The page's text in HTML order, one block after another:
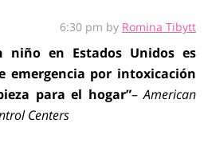
6:30 pm by Romina Tibytt
niño en Estados Unidos es
emergencia por intoxicación
para el hogar”–American
Centers